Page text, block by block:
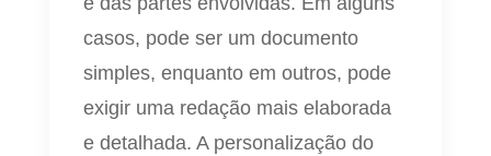
casos, pode ser um documento
simples, enquanto em outros, pode
exigir uma redação mais elaborada
e detalhada. A personalização do